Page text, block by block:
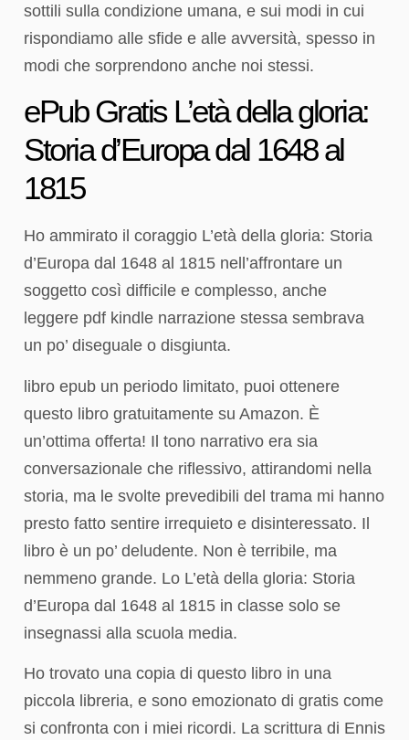
sottili sulla condizione umana, e sui modi in cui
rispondiamo alle sfide e alle avversità, spesso in
modi che sorprendono anche noi stessi.
ePub Gratis L’età della gloria:
Storia d’Europa dal 1648 al
1815
Ho ammirato il coraggio L’età della gloria: Storia
d’Europa dal 1648 al 1815 nell’affrontare un
soggetto così difficile e complesso, anche
leggere pdf kindle narrazione stessa sembrava
un po’ diseguale o disgiunta.
libro epub un periodo limitato, puoi ottenere
questo libro gratuitamente su Amazon. È
un’ottima offerta! Il tono narrativo era sia
conversazionale che riflessivo, attirandomi nella
storia, ma le svolte prevedibili del trama mi hanno
presto fatto sentire irrequieto e disinteressato. Il
libro è un po’ deludente. Non è terribile, ma
nemmeno grande. Lo L’età della gloria: Storia
d’Europa dal 1648 al 1815 in classe solo se
insegnassi alla scuola media.
Ho trovato una copia di questo libro in una
piccola libreria, e sono emozionato di gratis come
si confronta con i miei ricordi. La scrittura di Ennis